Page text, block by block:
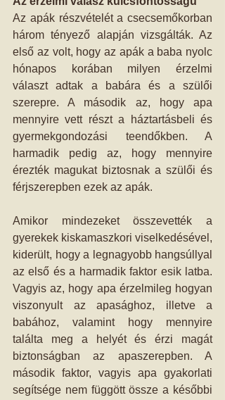
Az apák részvételét a csecsemőkorban
három tényező alapján vizsgálták. Az
első az volt, hogy az apák a baba nyolc
hónapos korában milyen érzelmi
választ adtak a babára és a szülői
szerepre. A második az, hogy apa
mennyire vett részt a háztartásbeli és
gyermekgondozási teendőkben. A
harmadik pedig az, hogy mennyire
érezték magukat biztosnak a szülői és
férjszerepben ezek az apák.
Amikor mindezeket összevették a
gyerekek kiskamaszkori viselkedésével,
kiderült, hogy a legnagyobb hangsúllyal
az első és a harmadik faktor esik latba.
Vagyis az, hogy apa érzelmileg hogyan
viszonyult az apasághoz, illetve a
babához, valamint hogy mennyire
találta meg a helyét és érzi magát
biztonságban az apaszerepben. A
második faktor, vagyis apa gyakorlati
segítsége nem függött össze a későbbi